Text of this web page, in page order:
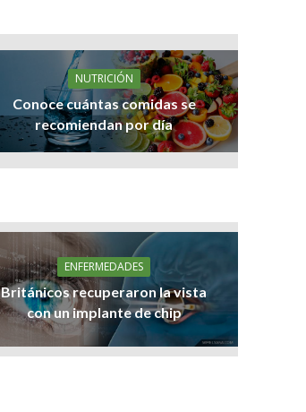
NUTRICIÓN
Conoce cuántas comidas se
recomiendan por día
ENFERMEDADES
Británicos recuperaron la vista
con un implante de chip